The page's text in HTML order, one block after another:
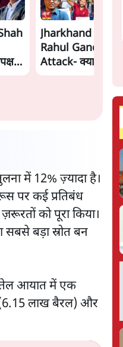
से
Jharkhand
Rahul Gandhi's
Attack- क्या घिर गए
में 12% ज़्यादा है।
पर कई प्रतिबंध
को पूरा किया।
बड़ा स्रोत बन
तेल आयात में एक
लाख बैरल) और